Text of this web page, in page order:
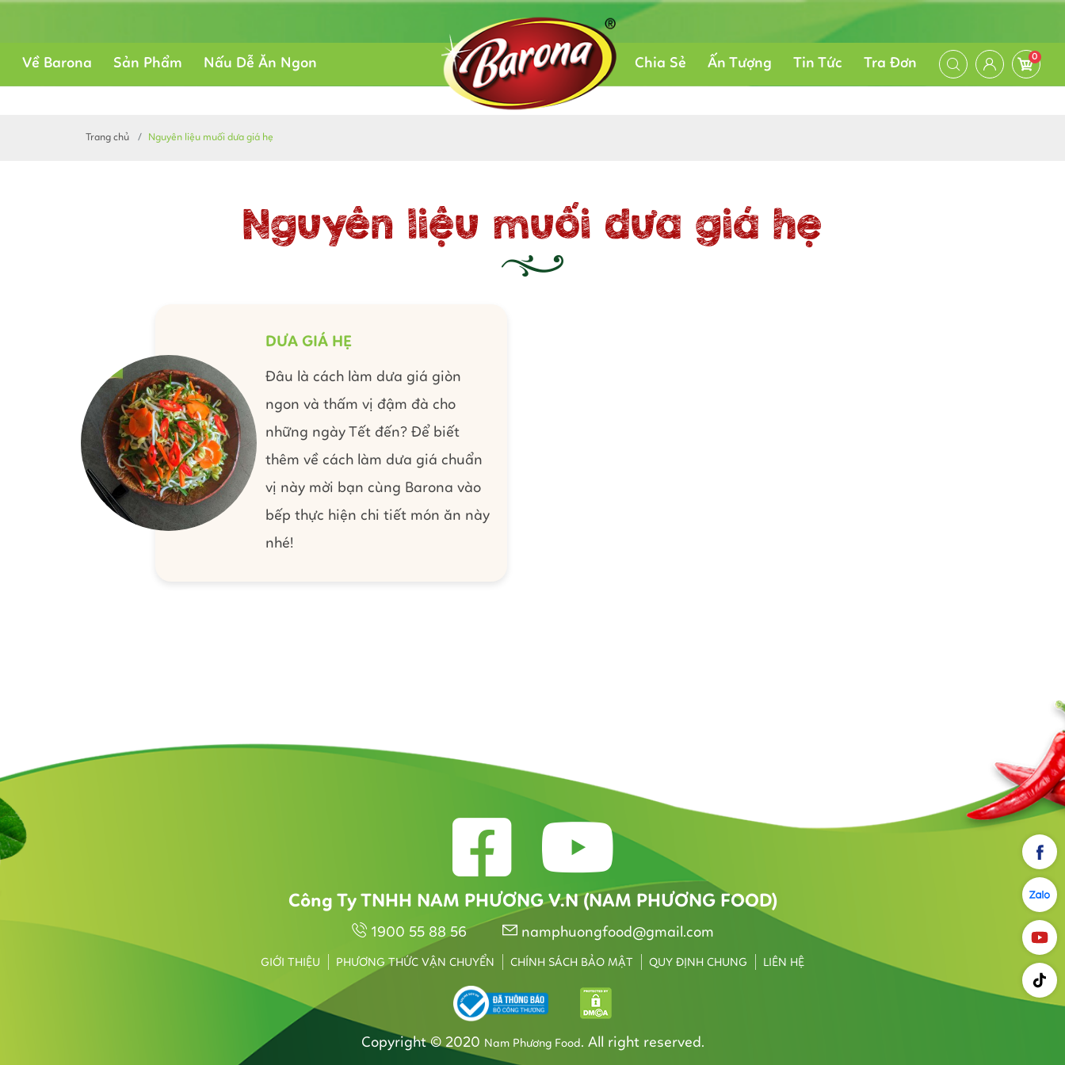
Về Barona Sản Phẩm Nấu Dễ Ăn Ngon Chia Sẻ Ấn Tượng Tin Tức Tra Đơn 0
Trang chủ Nguyên liệu muối dưa giá hẹ
Nguyên liệu muối dưa giá hẹ
DƯA GIÁ HẸ
Đâu là cách làm dưa giá giòn
ngon và thấm vị đậm đà cho
những ngày Tết đến? Để biết
thêm về cách làm dưa giá chuẩn
vị này mời bạn cùng Barona vào
bếp thực hiện chi tiết món ăn này
nhé!
Công Ty TNHH NAM PHƯƠNG V.N (NAM PHƯƠNG FOOD)
1900 55 88 56 namphuongfood@gmail.com
GIỚI THIỆU PHƯƠNG THỨC VẬN CHUYỂN CHÍNH SÁCH BẢO MẬT QUY ĐỊNH CHUNG LIÊN HỆ
Copyright © 2020 Nam Phương Food. All right reserved.